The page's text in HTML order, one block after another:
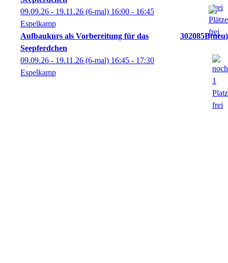
09.09.26 - 19.11.26 (6-mal) 16:00 - 16:45
Espelkamp
Aufbaukurs als Vorbereitung für das
Seepferdchen
302085B neu
09.09.26 - 19.11.26 (6-mal) 16:45 - 17:30
Espelkamp